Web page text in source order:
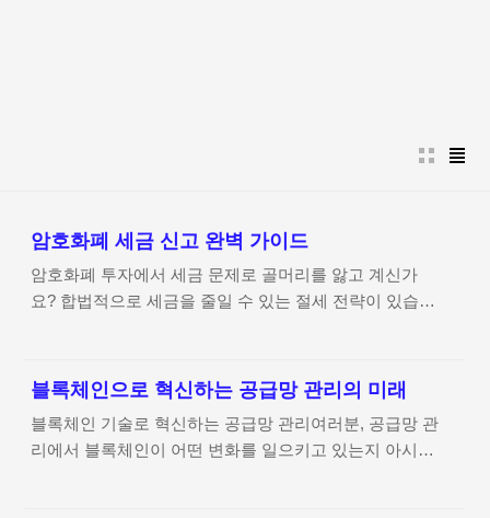
암호화폐 세금 신고 완벽 가이드
암호화폐 투자에서 세금 문제로 골머리를 앓고 계신가
요? 합법적으로 세금을 줄일 수 있는 절세 전략이 있습니
신고하면 과태료나 세금 추징의 대상이 될 수 있죠. 저도
처음에는 세금 문제 때문에 골치를 앓았는데, 제대로 된
전략을 세우고 나니 훨씬 수월해졌습니다. 이번 포스트에
서는 암호화폐 세금 신고의 기본 원칙부터 절세 전략까지
블록체인으로 혁신하는 공급망 관리의 미래
블록체인 기술로 혁신하는 공급망 관리여러분, 공급망 관
리에서 블록체인이 어떤 변화를 일으키고 있는지 아시나